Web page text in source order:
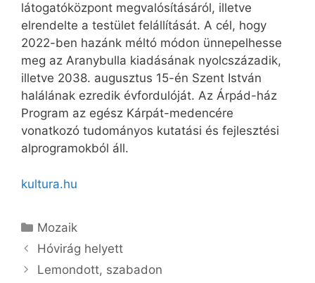
látogatóközpont megvalósításáról, illetve
elrendelte a testület felállítását. A cél, hogy
2022-ben hazánk méltó módon ünnepelhesse
meg az Aranybulla kiadásának nyolcszázadik,
illetve 2038. augusztus 15-én Szent István
halálának ezredik évfordulóját. Az Árpád-ház
Program az egész Kárpát-medencére
vonatkozó tudományos kutatási és fejlesztési
alprogramokból áll.
kultura.hu
Kategória
Mozaik
Hóvirág helyett
Lemondott, szabadon